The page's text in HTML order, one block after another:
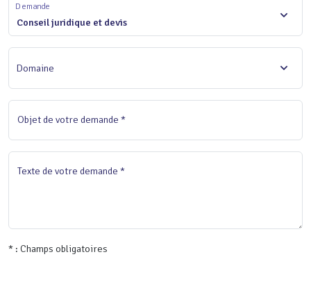
Conseil juridique et devis
Demande
Domaine
Objet de votre demande *
Texte de votre demande *
* : Champs obligatoires